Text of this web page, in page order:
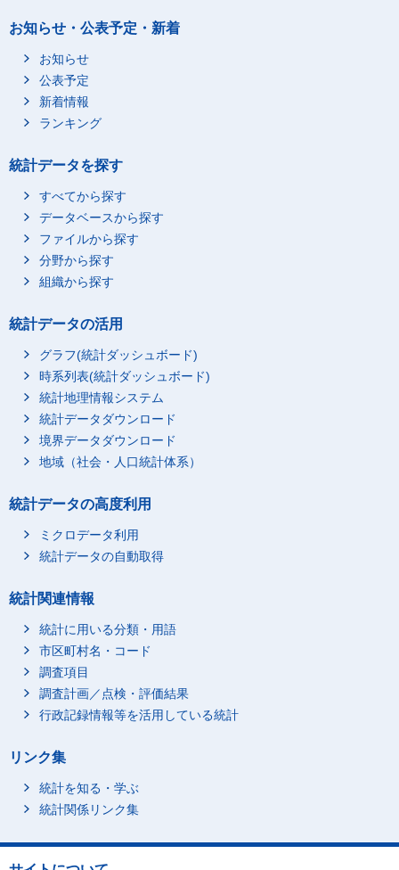
お知らせ・公表予定・新着
お知らせ
公表予定
新着情報
ランキング
統計データを探す
すべてから探す
データベースから探す
ファイルから探す
分野から探す
組織から探す
統計データの活用
グラフ(統計ダッシュボード)
時系列表(統計ダッシュボード)
統計地理情報システム
統計データダウンロード
境界データダウンロード
地域（社会・人口統計体系）
統計データの高度利用
ミクロデータ利用
統計データの自動取得
統計関連情報
統計に用いる分類・用語
市区町村名・コード
調査項目
調査計画／点検・評価結果
行政記録情報等を活用している統計
リンク集
統計を知る・学ぶ
統計関係リンク集